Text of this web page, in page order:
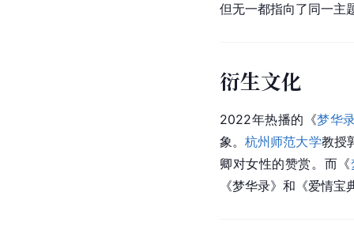
但无一都指向了同一主
衍生文化
2022年热播的《梦华
象。杭州师范大学教授
卿对女性的赞赏。而《
《梦华录》和《爱情